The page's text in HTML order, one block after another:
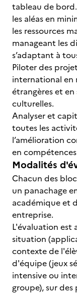
tableau de
les aléas en
les ressources
manageant les
s’adaptant à
Piloter des
international en
étrangères et
culturelles.
Analyser et
toutes les
l’amélioration
en
Modalités
Chacun des
un panachage
académique et
entreprise.
L'évaluation est
situation
contexte de
d'équipe (jeux
intensive ou
groupe), sur